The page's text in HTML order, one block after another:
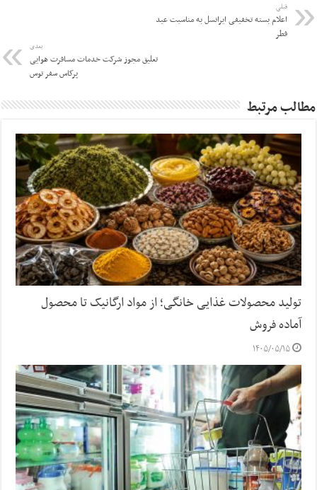
قبلی
اعلام بسته تخفیفی ایرانسل به مناسبت عید
فطر
بعدی
تعلیق مجوز شرکت خدمات مسافرت هوایی
پرکاس سفر توس
مطالب مرتبط
تولید محصولات غذایی خانگی؛ از مواد ارگانیک تا محصول
آماده فروش
۱۴۰۵/۰۵/۱۵